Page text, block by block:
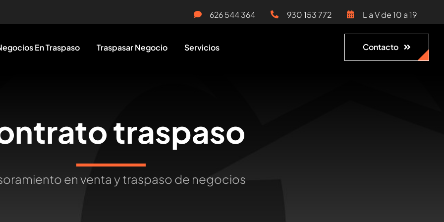
626 544 364 930 153 772 L a V de 10 a 19
En Traspaso Traspasar Negocio Servicios Contacto
traspaso
en venta y traspaso de negocios